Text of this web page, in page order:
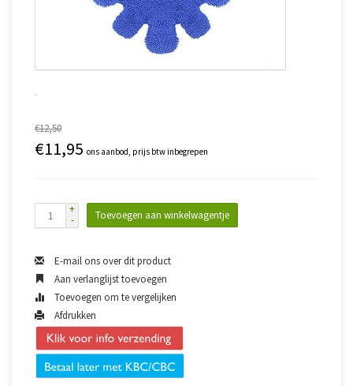
€12,50
€11,95 ons aanbod, prijs btw inbegrepen
+
-
Toevoegen aan winkelwagentje
E-mail ons over dit product
Aan verlanglijst toevoegen
Toevoegen om te vergelijken
Afdrukken